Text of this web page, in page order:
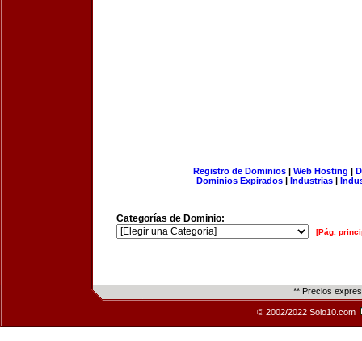
Registro de Dominios| Web Hosting |
Dominios Expirados | Industrias |
Categorías de Dominio:
[Pág.
** Precios
© 2002/2022 Solo10.com